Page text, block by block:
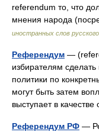
referendum то, что
мнения народа
иностранных слов
Референдум —
избирателям
политики по
могут быть затем
выступает в
Референдум РФ —